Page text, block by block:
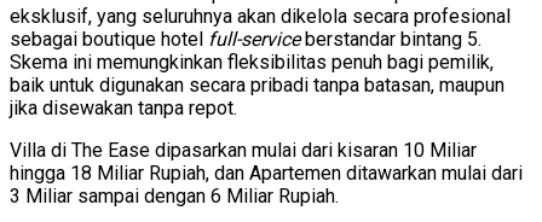
eksklusif, yang seluruhnya akan dikelola secara profesional
sebagai boutique hotel full-serviceberstandar bintang 5.
Skema ini memungkinkan fleksibilitas penuh bagi pemilik,
baik untuk digunakan secara pribadi tanpa batasan, maupun
jika disewakan tanpa repot.
Villa di The Ease dipasarkan mulai dari kisaran 10 Miliar
hingga 18 Miliar Rupiah, dan Apartemen ditawarkan mulai dari
3 Miliar sampai dengan 6 Miliar Rupiah.